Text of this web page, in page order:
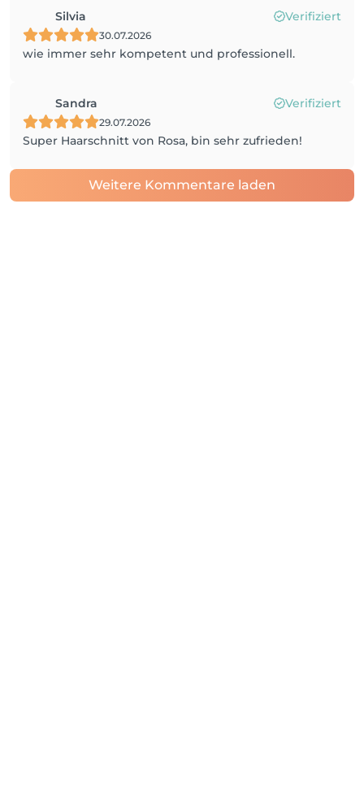
Silvia Verifiziert
30.07.2026
wie immer sehr kompetent und professionell.
Sandra Verifiziert
29.07.2026
Super Haarschnitt von Rosa, bin sehr zufrieden!
Weitere Kommentare laden